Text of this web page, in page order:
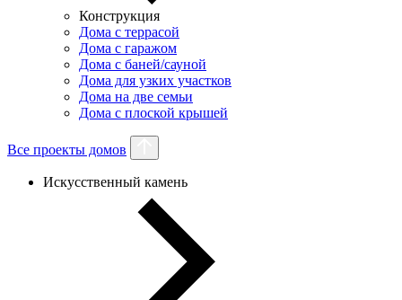
Конструкция
Дома с террасой
Дома с гаражом
Дома с баней/сауной
Дома для узких участков
Дома на две семьи
Дома с плоской крышей
Все проекты домов
Искусственный камень